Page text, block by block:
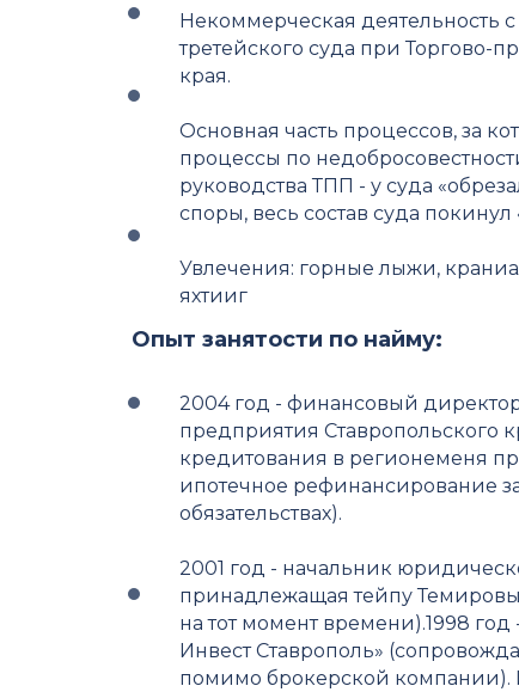
Некоммерческая деятельность
третейского суда при Торгово-
края.
Основная часть процессов, за
процессы по
руководства ТПП - у суда
споры, весь состав суда покинул
Увлечения: горные лыжи,
яхтииг
Опыт занятости по найму:
2004 год - финансовый
предприятия Ставропольского
кредитования в регионеменя
ипотечное рефинансирование
обязательствах).
2001 год - начальник
принадлежащая тейпу
на тот момент времени).1998
Инвест Ставрополь»
помимо брокерской